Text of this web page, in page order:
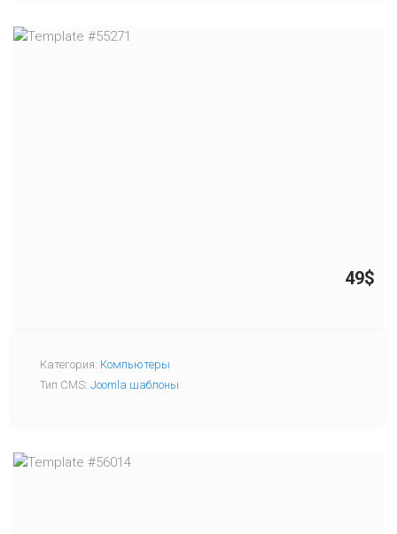
49$
Категория: Компьютеры
Тип CMS: Joomla шаблоны